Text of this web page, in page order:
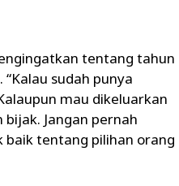
tentang tahun
sudah punya
mau dikeluarkan
Jangan pernah
tentang pilihan orang